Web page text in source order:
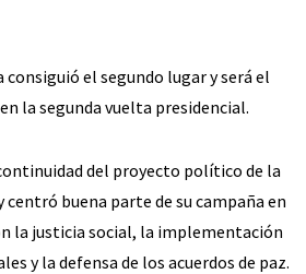
consiguió el segundo lugar y será el
la segunda vuelta presidencial.
del proyecto político de la
buena parte de su campaña en
la justicia social, la implementación
y la defensa de los acuerdos de paz.